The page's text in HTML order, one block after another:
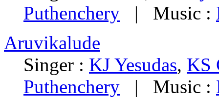
Puthenchery | Music :
Aruvikalude
Singer : KJ Yesudas, KS
Puthenchery | Music :